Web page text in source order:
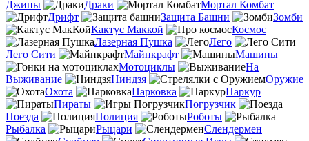
Джипы
Драки
Мортал Комбат
Дрифт
Защита Башни
Зомби
Кактус Маккой
Космос
Лазерная Пушка
Лего
Лего Сити
Майнкрафт
Машины
Мотоциклы
На
Выживание
Ниндзя
Оружие
Охота
Парковка
Паркур
Пираты
Погрузчик
Поезда
Полиция
Роботы
Рыбалка
Рыцари
Слендермен